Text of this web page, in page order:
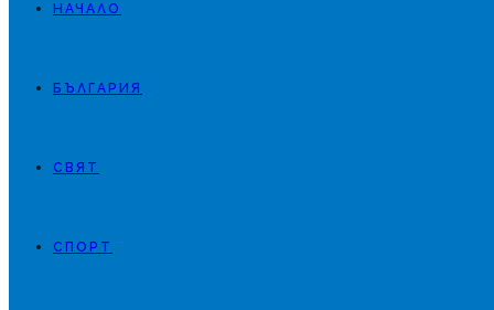
НАЧАЛО
БЪЛГАРИЯ
СВЯТ
СПОРТ